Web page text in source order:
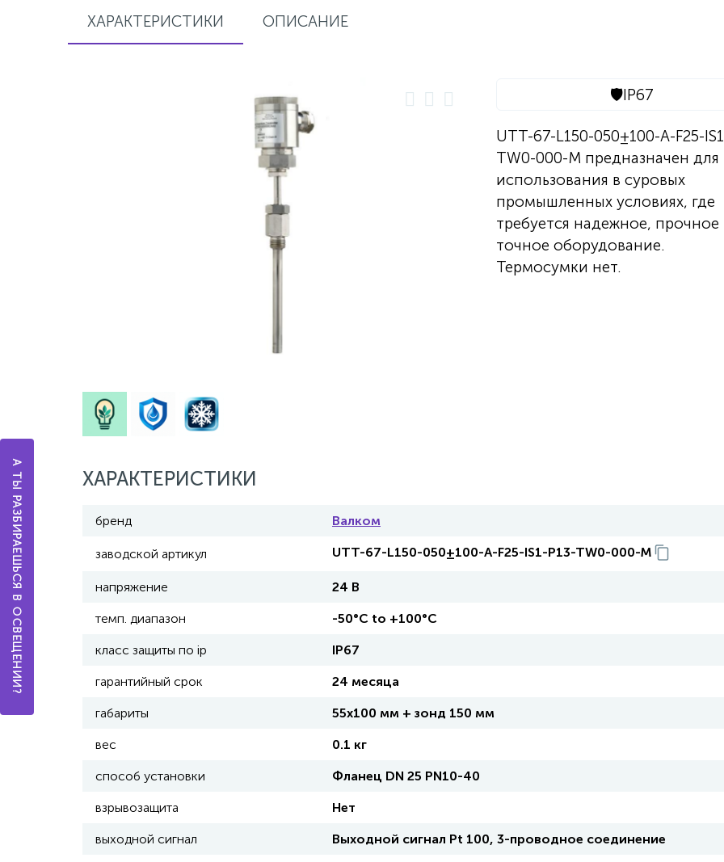
ХАРАКТЕРИСТИКИ ОПИСАНИЕ
🛡️IP67
UTT-67-L150-050±100-A-F25-
TW0-000-M предназначен для
использования в суровых
промышленных условиях, где
требуется надежное, прочное
точное оборудование.
Термосумки нет.
ХАРАКТЕРИСТИКИ
бренд Валком
заводской артикул UTT-67-L150-050±100-A-F25-IS1-P13-TW0-000-M
напряжение 24 В
темп. диапазон -50°C to +100°C
класс защиты по ip IP67
гарантийный срок 24 месяца
габариты 55х100 мм + зонд 150 мм
вес 0.1 кг
способ установки Фланец DN 25 РN10-40
взрывозащита Нет
выходной сигнал Выходной сигнал Pt 100, 3-проводное соединение
А ТЫ РАЗБИРАЕШЬСЯ В ОСВЕЩЕНИИ?